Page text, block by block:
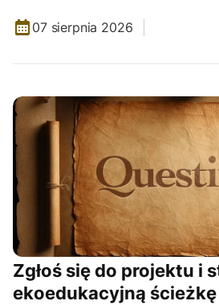
07 sierpnia 2026
Zgłoś się do projektu i
ekoedukacyjną